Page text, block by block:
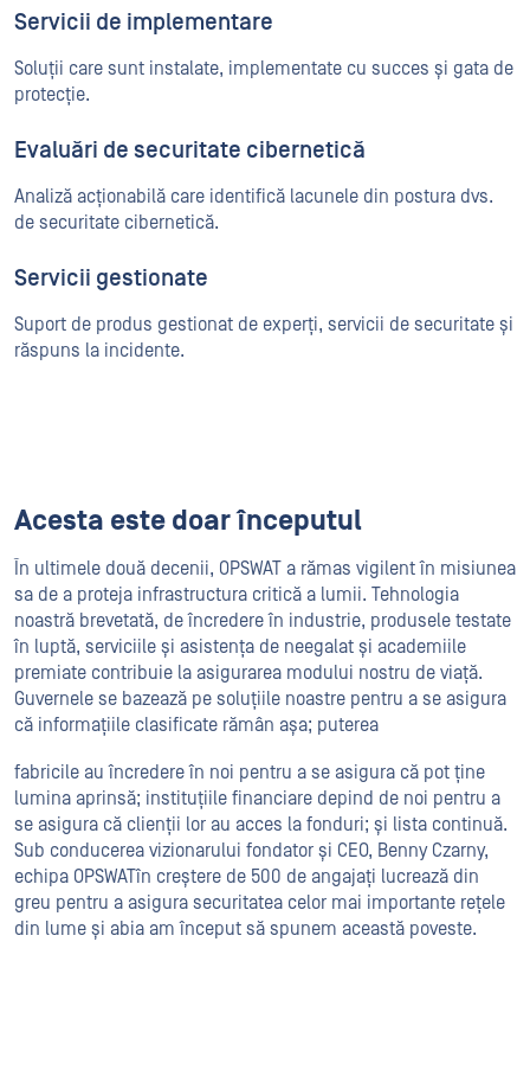
Servicii de implementare
Soluții care sunt instalate, implementate cu succes și gata de
protecție.
Evaluări de securitate cibernetică
Analiză acționabilă care identifică lacunele din postura dvs.
de securitate cibernetică.
Servicii gestionate
Suport de produs gestionat de experți, servicii de securitate și
răspuns la incidente.
Acesta este doar începutul
În ultimele două decenii, OPSWAT a rămas vigilent în misiunea
sa de a proteja infrastructura critică a lumii. Tehnologia
noastră brevetată, de încredere în industrie, produsele testate
în luptă, serviciile și asistența de neegalat și academiile
premiate contribuie la asigurarea modului nostru de viață.
Guvernele se bazează pe soluțiile noastre pentru a se asigura
că informațiile clasificate rămân așa; puterea
fabricile au încredere în noi pentru a se asigura că pot ține
lumina aprinsă; instituțiile financiare depind de noi pentru a
se asigura că clienții lor au acces la fonduri; și lista continuă.
Sub conducerea vizionarului fondator și CEO, Benny Czarny,
echipa OPSWATîn creștere de 500 de angajați lucrează din
greu pentru a asigura securitatea celor mai importante rețele
din lume și abia am început să spunem această poveste.